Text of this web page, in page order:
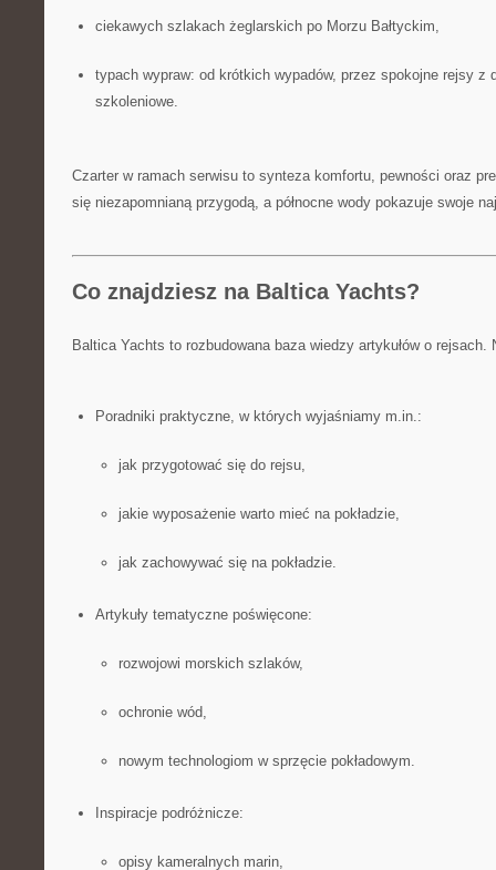
ciekawych szlakach żeglarskich po Morzu Bałtyckim,
typach wypraw: od krótkich wypadów, przez spokojne rejsy z
szkoleniowe.
Czarter w ramach serwisu to synteza komfortu, pewności oraz
się niezapomnianą przygodą, a północne wody pokazuje swoje
Co znajdziesz na Baltica Yachts?
Baltica Yachts to rozbudowana baza wiedzy artykułów o rejsach.
Poradniki praktyczne, w których wyjaśniamy m.in.:
jak przygotować się do rejsu,
jakie wyposażenie warto mieć na pokładzie,
jak zachowywać się na pokładzie.
Artykuły tematyczne poświęcone:
rozwojowi morskich szlaków,
ochronie wód,
nowym technologiom w sprzęcie pokładowym.
Inspiracje podróżnicze:
opisy kameralnych marin,